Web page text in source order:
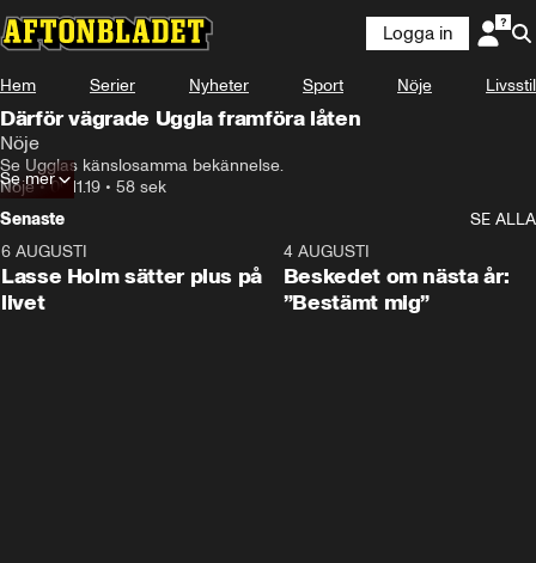
Logga in
Hem Serier Nyheter Sport Nöje Livsstil
Därför vägrade Uggla framföra låten
Nöje
Se Ugglas känslosamma bekännelse.
Nöje•09.11.19 • 58 sek
Se mer
Senaste
SE ALLA
6 AUGUSTI
Lasse Holm sätter plus på
livet
4 AUGUSTI
Beskedet om nästa år:
”Bestämt mig”